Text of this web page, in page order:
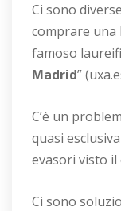
Ci sono
comprare una
famoso
Madrid”
C’è un
quasi
evasori visto
Ci sono